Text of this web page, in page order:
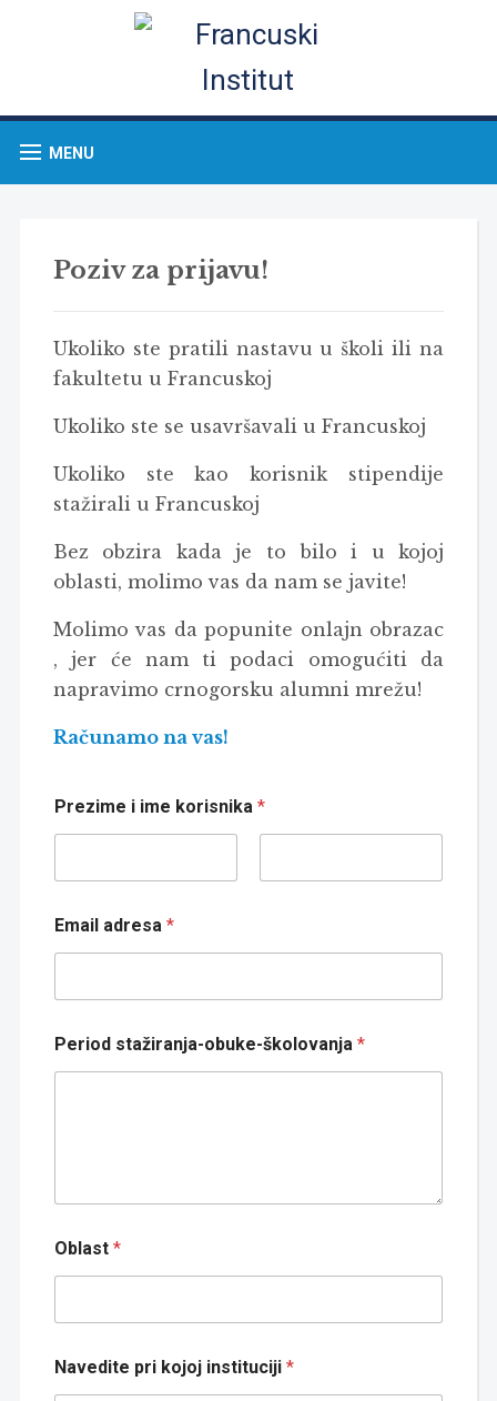
MENU
Poziv za prijavu!
Ukoliko ste pratili nastavu u školi ili na
fakultetu u Francuskoj
Ukoliko ste se usavršavali u Francuskoj
Ukoliko ste kao korisnik stipendije
stažirali u Francuskoj
Bez obzira kada je to bilo i u kojoj
oblasti, molimo vas da nam se javite!
Molimo vas da popunite onlajn obrazac
, jer će nam ti podaci omogućiti da
napravimo crnogorsku alumni mrežu!
Računamo na vas!
Prezime i ime korisnika *
Email adresa *
Period stažiranja-obuke-školovanja *
Oblast *
Navedite pri kojoj instituciji *